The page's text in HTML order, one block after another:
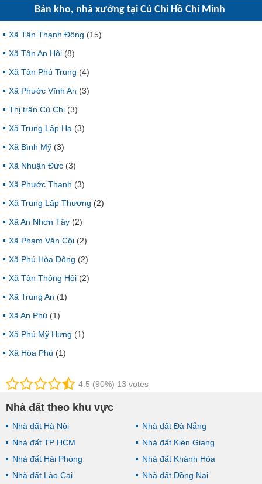
Bán kho, nhà xưởng tại Củ Chi Hồ Chí Minh
Xã Tân Thạnh Đông (15)
Xã Tân An Hội (8)
Xã Tân Phú Trung (4)
Xã Phước Vĩnh An (3)
Thị trấn Củ Chi (3)
Xã Trung Lập Hạ (3)
Xã Bình Mỹ (3)
Xã Nhuận Đức (3)
Xã Phước Thạnh (3)
Xã Trung Lập Thượng (2)
Xã An Nhơn Tây (2)
Xã Phạm Văn Cội (2)
Xã Phú Hòa Đông (2)
Xã Tân Thông Hội (2)
Xã Trung An (1)
Xã An Phú (1)
Xã Phú Mỹ Hưng (1)
Xã Hòa Phú (1)
4.5 (90%) 13 votes
Nhà đất theo khu vực
Nhà đất Hà Nội
Nhà đất TP HCM
Nhà đất Hải Phòng
Nhà đất Lào Cai
Nhà đất Đà Nẵng
Nhà đất Kiên Giang
Nhà đất Khánh Hòa
Nhà đất Đồng Nai